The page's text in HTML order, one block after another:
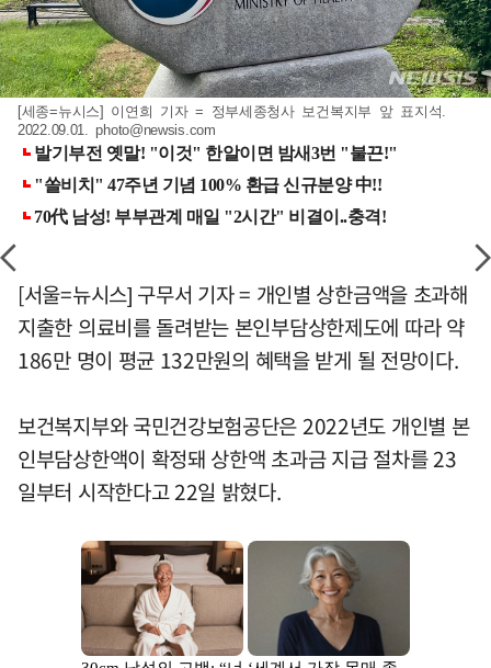
[세종=뉴시스] 이연희 기자 = 정부세종청사 보건복지부 앞 표지석.
2022.09.01.photo@newsis.com
[서울=뉴시스] 구무서 기자 = 개인별 상한금액을 초과해
지출한 의료비를 돌려받는 본인부담상한제도에 따라 약
186만 명이 평균 132만원의 혜택을 받게 될 전망이다.
보건복지부와 국민건강보험공단은 2022년도 개인별 본
인부담상한액이 확정돼 상한액 초과금 지급 절차를 23
일부터 시작한다고 22일 밝혔다.